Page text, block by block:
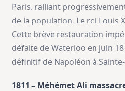
Paris, ralliant
de la population. Le roi Louis
Cette brève restauration
défaite de Waterloo en juin
définitif de Napoléon à
1811 – Méhémet Ali